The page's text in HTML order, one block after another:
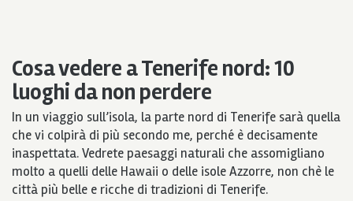
Cosa vedere a Tenerife nord: 10
luoghi da non perdere
In un viaggio sull’isola, la parte nord di Tenerife sarà quella
che vi colpirà di più secondo me, perché è decisamente
inaspettata. Vedrete paesaggi naturali che assomigliano
molto a quelli delle Hawaii o delle isole Azzorre, non chè le
città più belle e ricche di tradizioni di Tenerife.